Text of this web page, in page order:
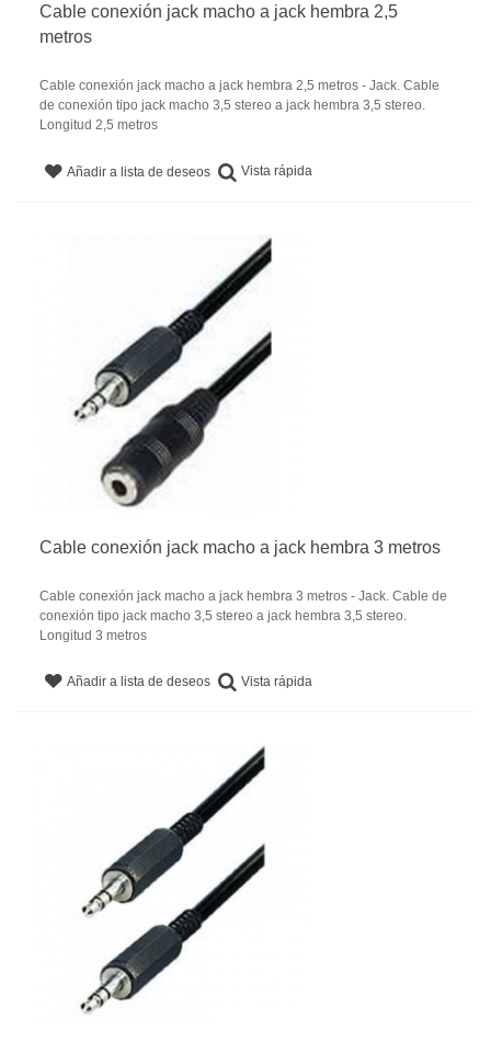
Cable conexión jack macho a jack hembra 2,5
metros
Cable conexión jack macho a jack hembra 2,5 metros - Jack. Cable
de conexión tipo jack macho 3,5 stereo a jack hembra 3,5 stereo.
Longitud 2,5 metros
Añadir a lista de deseos Vista rápida
Cable conexión jack macho a jack hembra 3 metros
Cable conexión jack macho a jack hembra 3 metros - Jack. Cable de
conexión tipo jack macho 3,5 stereo a jack hembra 3,5 stereo.
Longitud 3 metros
Añadir a lista de deseos Vista rápida